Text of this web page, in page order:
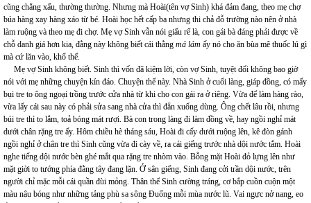
cũng chẳng xấu, thường thường. Nhưng mà Hoài(tên vợ Sinh) khá đảm đang, theo mẹ chợ
búa hàng xay hàng xáo từ bé. Hoài học hết cấp ba nhưng thi chả đỗ trường nào nên ở nhà
làm ruộng và theo mẹ đi chợ. Mẹ vợ Sinh vẫn nói giấu rể là, con gái bà đáng phải được về
chỗ danh giá hơn kia, đằng này không biết cái thằng má lám ấy nó cho ăn bùa mê thuốc lú gì
mà cứ lăn vào, khổ thế.
Mẹ vợ Sinh không biết. Sinh thì vốn đã kiệm lời, còn vợ Sinh, tuyệt đối không bao giờ
nói với mẹ những chuyện kín đáo. Chuyện thế này. Nhà Sinh ở cuối làng, giáp đồng, có mấy
bụi tre to ông ngoại trồng trước cửa nhà từ khi cho con gái ra ở riêng. Vừa để làm hàng rào,
vừa lấy cái sau này có phải sửa sang nhà cửa thì đẵn xuống dùng. Ông chết lâu rồi, nhưng
búi tre thì to lắm, toả bóng mát rượi. Bà con trong làng đi làm đồng về, hay ngồi nghỉ mát
dưới chân rặng tre ấy. Hôm chiều hè tháng sáu, Hoài đi cấy dưới ruộng lên, kê đòn gánh
ngồi nghỉ ở chân tre thì Sinh cũng vừa đi cày về, ra cái giếng trước nhà dội nước tắm. Hoài
nghe tiếng dội nước bèn ghé mắt qua rặng tre nhòm vào. Bỗng mặt Hoài đỏ lựng lên như
mặt giời to tướng phía đằng tây đang lặn. Ở sân giếng, Sinh đang cởi trần dội nước, trên
người chỉ mặc mỗi cái quần đùi mỏng. Thân thể Sinh cường tráng, cơ bắp cuồn cuộn một
màu nâu bóng như những tảng phù sa sông Đuống mỗi mùa nước lũ. Vai ngực nở nang, eo